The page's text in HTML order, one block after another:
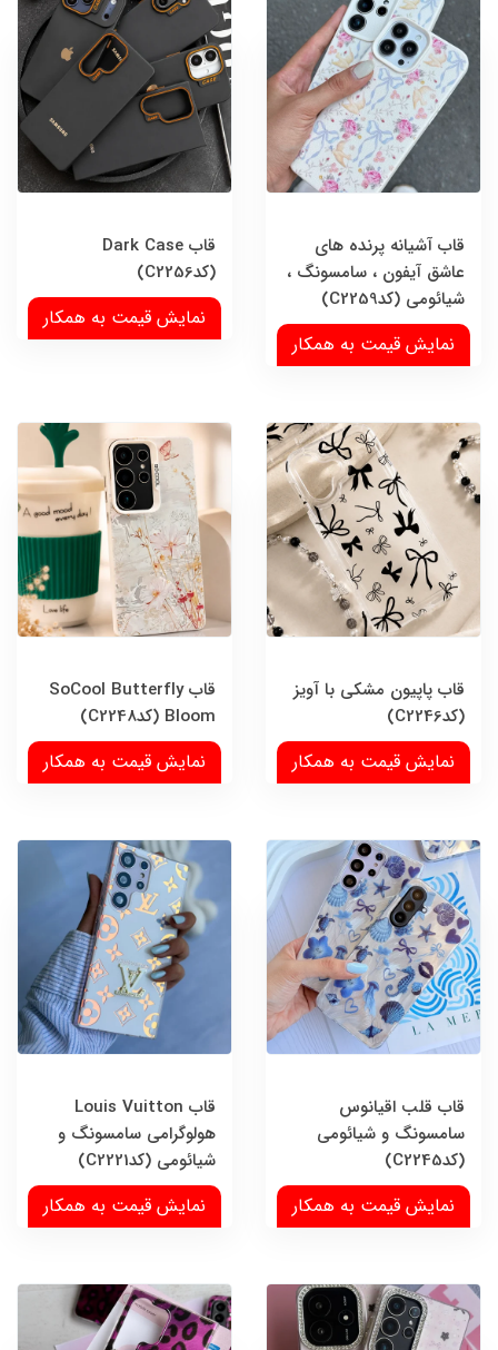
قاب آشیانه پرنده های
عاشق آیفون ، سامسونگ ،
شیائومی (کدC2259)
نمایش قیمت به همکار
قاب Dark Case
(کدC2256)
نمایش قیمت به همکار
قاب پاپیون مشکی با آویز
(کدC2246)
نمایش قیمت به همکار
قاب SoCool Butterfly
Bloom (کدC2248)
نمایش قیمت به همکار
قاب قلب اقیانوس
سامسونگ و شیائومی
(کدC2245)
نمایش قیمت به همکار
قاب Louis Vuitton
هولوگرامی سامسونگ و
شیائومی (کدC2221)
نمایش قیمت به همکار